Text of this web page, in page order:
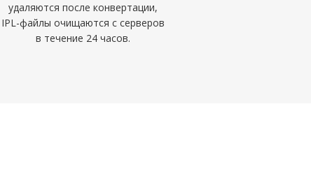
удаляются после конвертации,
IPL-файлы очищаются с серверов
в течение 24 часов.